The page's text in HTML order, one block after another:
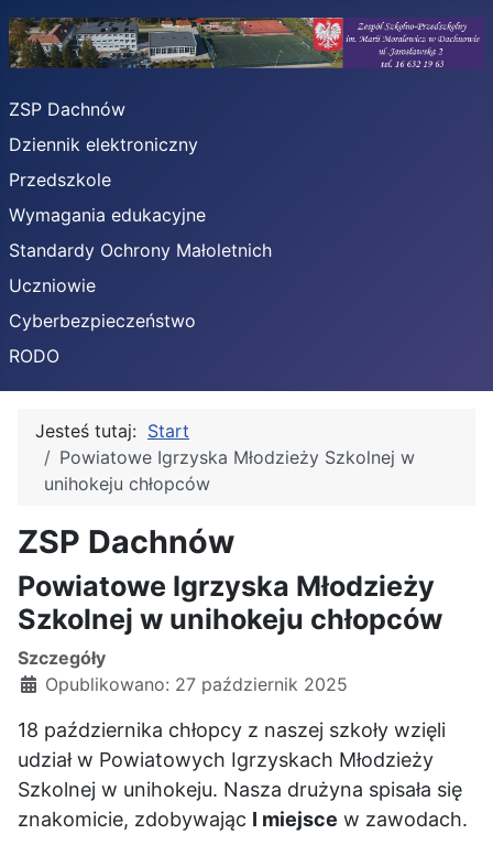
ZSP Dachnów
Dziennik elektroniczny
Przedszkole
Wymagania edukacyjne
Standardy Ochrony Małoletnich
Uczniowie
Cyberbezpieczeństwo
RODO
Jesteś tutaj: Start
Powiatowe Igrzyska Młodzieży Szkolnej w
unihokeju chłopców
ZSP Dachnów
Powiatowe Igrzyska Młodzieży
Szkolnej w unihokeju chłopców
Szczegóły
Opublikowano: 27 październik 2025
18 października chłopcy z naszej szkoły wzięli
udział w Powiatowych Igrzyskach Młodzieży
Szkolnej w unihokeju. Nasza drużyna spisała się
znakomicie, zdobywając I miejsce w zawodach.